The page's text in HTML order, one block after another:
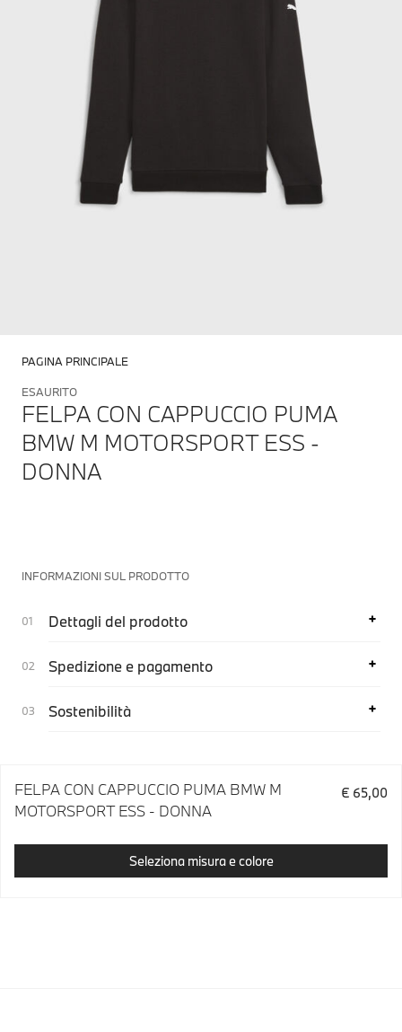
PAGINA PRINCIPALE
ESAURITO
FELPA CON CAPPUCCIO PUMA
BMW M MOTORSPORT ESS -
DONNA
INFORMAZIONI SUL PRODOTTO
Dettagli del prodotto
Spedizione e pagamento
Sostenibilità
FELPA CON CAPPUCCIO PUMA BMW M
MOTORSPORT ESS - DONNA
€ 65,00
Seleziona misura e colore